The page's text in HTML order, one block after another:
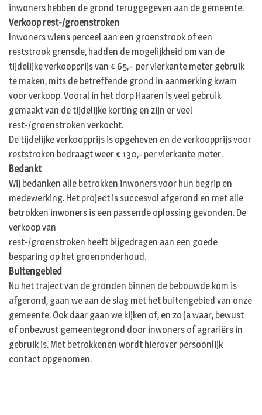
inwoners hebben de grond teruggegeven aan de gemeente.
Verkoop rest-/groenstroken
Inwoners wiens perceel aan een groenstrook of een
reststrook grensde, hadden de mogelijkheid om van de
tijdelijke verkoopprijs van € 65,– per vierkante meter gebruik
te maken, mits de betreffende grond in aanmerking kwam
voor verkoop. Vooral in het dorp Haaren is veel gebruik
gemaakt van de tijdelijke korting en zijn er veel
rest-/groenstroken verkocht.
De tijdelijke verkoopprijs is opgeheven en de verkoopprijs voor
reststroken bedraagt weer € 130,- per vierkante meter.
Bedankt
Wij bedanken alle betrokken inwoners voor hun begrip en
medewerking. Het project is succesvol afgerond en met alle
betrokken inwoners is een passende oplossing gevonden. De
verkoop van
rest-/groenstroken heeft bijgedragen aan een goede
besparing op het groenonderhoud.
Buitengebied
Nu het traject van de gronden binnen de bebouwde kom is
afgerond, gaan we aan de slag met het buitengebied van onze
gemeente. Ook daar gaan we kijken of, en zo ja waar, bewust
of onbewust gemeentegrond door inwoners of agrariërs in
gebruik is. Met betrokkenen wordt hierover persoonlijk
contact opgenomen.